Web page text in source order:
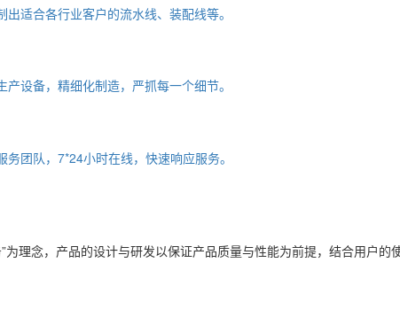
适合各行业客户的流水线、装配线等。
设备，精细化制造，严抓每一个细节。
团队，7*24小时在线，快速响应服务。
理念，产品的设计与研发以保证产品质量与性能为前提，结合用户